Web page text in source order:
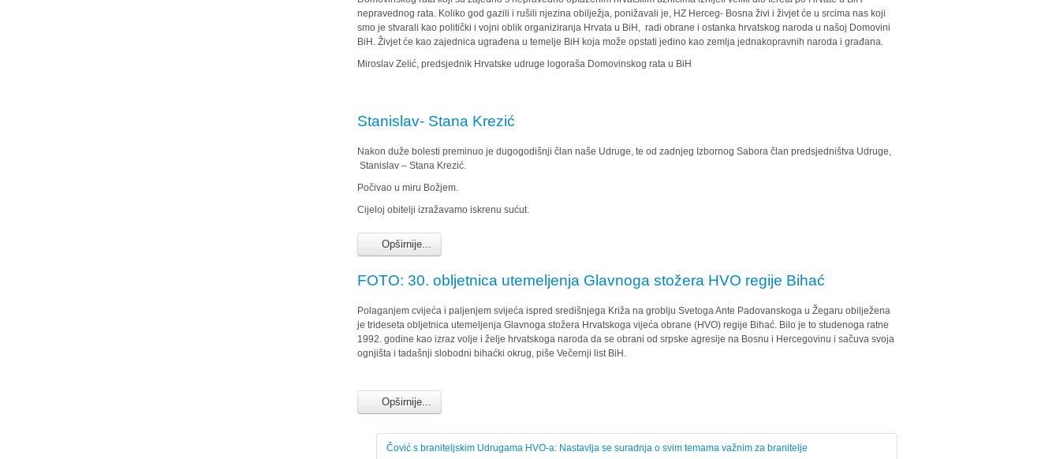
nepravednog rata. Koliko god gazili i rušili njezina obilježja, ponižavali je, HZ Herceg- Bosna živi i živjet će u srcima nas koji
smo je stvarali kao politički i vojni oblik organiziranja Hrvata u BiH, radi obrane i ostanka hrvatskog naroda u našoj Domovini
BiH. Živjet će kao zajednica ugrađena u temelje BiH koja može opstati jedino kao zemlja jednakopravnih naroda i građana.
Miroslav Zelić, predsjednik Hrvatske udruge logoraša Domovinskog rata u BiH
Stanislav- Stana Krezić
Nakon duže bolesti preminuo je dugogodišnji član naše Udruge, te od zadnjeg Izbornog Sabora član predsjedništva Udruge,
Stanislav – Stana Krezić.
Počivao u miru Božjem.
Cijeloj obitelji izražavamo iskrenu sućut.
Opširnije...
FOTO: 30. obljetnica utemeljenja Glavnoga stožera HVO regije Bihać
Polaganjem cvijeća i paljenjem svijeća ispred središnjega Križa na groblju Svetoga Ante Padovanskoga u Žegaru obilježena
je trideseta obljetnica utemeljenja Glavnoga stožera Hrvatskoga vijeća obrane (HVO) regije Bihać. Bilo je to studenoga ratne
1992. godine kao izraz volje i želje hrvatskoga naroda da se obrani od srpske agresije na Bosnu i Hercegovinu i sačuva svoja
ognjišta i tadašnji slobodni bihaćki okrug, piše Večernji list BiH.
Opširnije...
Čović s braniteljskim Udrugama HVO-a: Nastavlja se suradnja o svim temama važnim za branitelje